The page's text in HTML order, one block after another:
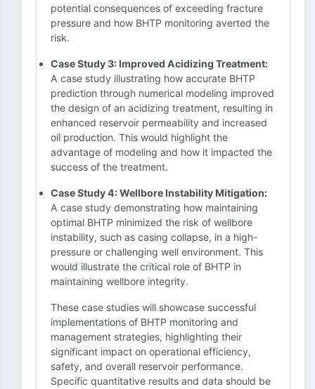
potential consequences of exceeding fracture
pressure and how BHTP monitoring averted the
risk.
Case Study 3: Improved Acidizing Treatment:
A case study illustrating how accurate BHTP
prediction through numerical modeling improved
the design of an acidizing treatment, resulting in
enhanced reservoir permeability and increased
oil production. This would highlight the
advantage of modeling and how it impacted the
success of the treatment.
Case Study 4: Wellbore Instability Mitigation:
A case study demonstrating how maintaining
optimal BHTP minimized the risk of wellbore
instability, such as casing collapse, in a high-
pressure or challenging well environment. This
would illustrate the critical role of BHTP in
maintaining wellbore integrity.
These case studies will showcase successful
implementations of BHTP monitoring and
management strategies, highlighting their
significant impact on operational efficiency,
safety, and overall reservoir performance.
Specific quantitative results and data should be